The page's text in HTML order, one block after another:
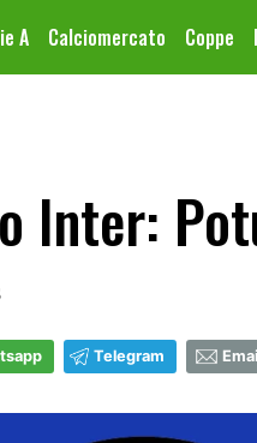
A Calciomercato Coppe
Inter:
Telegram